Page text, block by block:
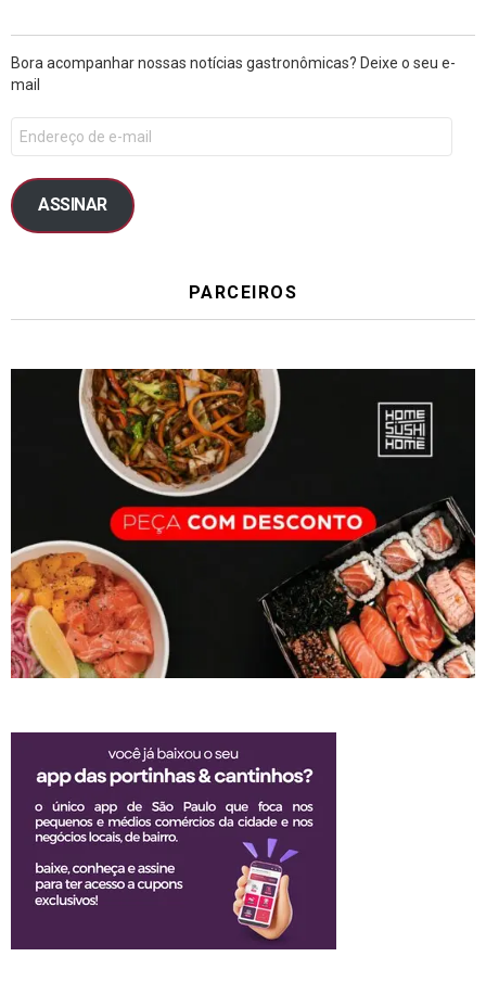
Bora acompanhar nossas notícias gastronômicas? Deixe o seu e-
mail
ASSINAR
PARCEIROS